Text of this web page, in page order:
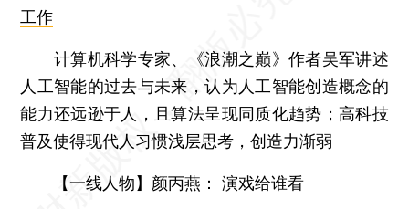
工作
计算机科学专家、《浪潮之巅》作者吴军讲述
人工智能的过去与未来，认为人工智能创造概念的
能力还远逊于人，且算法呈现同质化趋势；高科技
普及使得现代人习惯浅层思考，创造力渐弱
【一线人物】 颜丙燕： 演戏给谁看